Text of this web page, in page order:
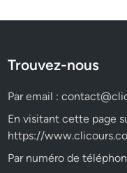
Trouvez-nous
Par email :
En visitant cette page
https://
Par numéro de